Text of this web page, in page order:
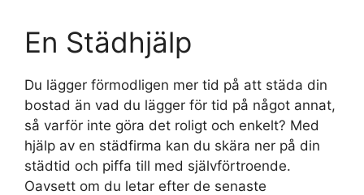
En Städhjälp
Du lägger förmodligen mer tid på att städa din
bostad än vad du lägger för tid på något annat,
så varför inte göra det roligt och enkelt? Med
hjälp av en städfirma kan du skära ner på din
städtid och piffa till med självförtroende.
Oavsett om du letar efter de senaste